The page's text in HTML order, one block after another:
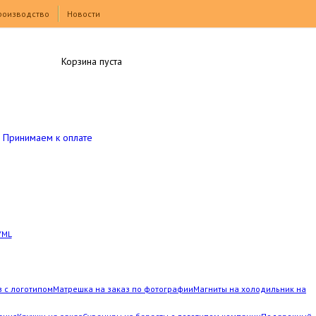
Новости
с логотипомМатрешка на заказ по фотографииМагниты на холодильник на
Принимаем к оплате
Корзина пуста